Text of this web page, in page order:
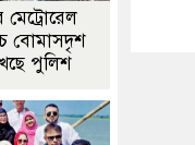
বোমাসদৃশ
পুলিশ